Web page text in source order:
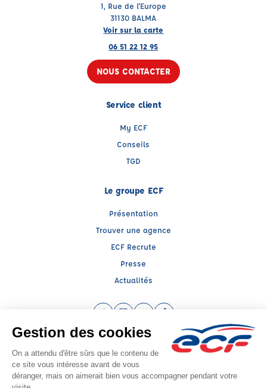
1, Rue de l'Europe
31130 BALMA
Voir sur la carte
06 51 22 12 95
NOUS CONTACTER
Service client
My ECF
Conseils
TGD
Le groupe ECF
Présentation
Trouver une agence
ECF Recrute
Presse
Actualités
Facebook (nouvelle fenêtre)
Instagram (nouvelle fenêtre)
YouTube (nouvelle fenêtre)
TikTok (nouvelle fenêtre)
Raison sociale : ECF MIDI FRANCE - Capital social: 200000€
SIREN: 538947326 - Numéro de TVA intracommunautaire: FR 12 538947326
Agrément n°E 23 031 00080
Siège social : 39, Place des Carmes , TOULOUSE (31000) - Représentant légal